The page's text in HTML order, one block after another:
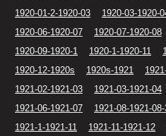
1920-01-2-1920-03
1920-03-1920-
1920-06-1920-07
1920-07-1920-08
1920-09-1920-1
1920-1-1920-11
1920-12-1920s
1920s-1921
1921-02-1921-03
1921-03-1921-04
1921-06-1921-07
1921-08-1921-
1921-1-1921-11
1921-11-1921-12